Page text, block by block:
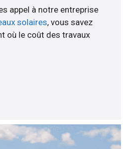
appel à notre entreprise
solaires, vous savez
où le coût des travaux